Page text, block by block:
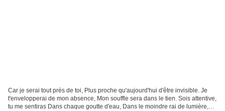
Car je serai tout près de toi, Plus proche qu'aujourd'hui d'être invisible. Je
t'envelopperai de mon absence, Mon souffle sera dans le tien. Sois attentive,
tu me sentiras Dans chaque goutte d'eau, Dans le moindre rai de lumière,